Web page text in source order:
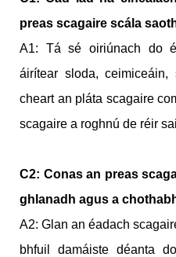
preas scagaire scála
A1: Tá sé oiriúnach do
áirítear sloda,
cheart an pláta scagaire
scagaire a roghnú de réir
C2: Conas an preas
ghlanadh agus a
A2: Glan an éadach
bhfuil damáiste déanta